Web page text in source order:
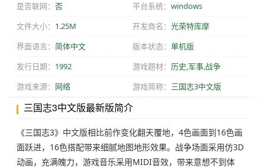
是否联网： 否 平台系统： windows
文件大小： 1.25M 开发商名： 光荣特库摩
界面语言： 简体中文 版本状态： 单机版
发行日期： 1992 游戏题材： 历史,军事,战争
游戏来源： 网络 游戏简称： 三国志3中文版
三国志3中文版最新版简介
《三国志3》中文版相比前作变化翻天覆地，4色画面到16色画
面跃进，16色搭配带来细腻地图地形效果。战争场面采用仿3D
动画，充满魄力，游戏音乐采用MIDI音效，带来意想不到体